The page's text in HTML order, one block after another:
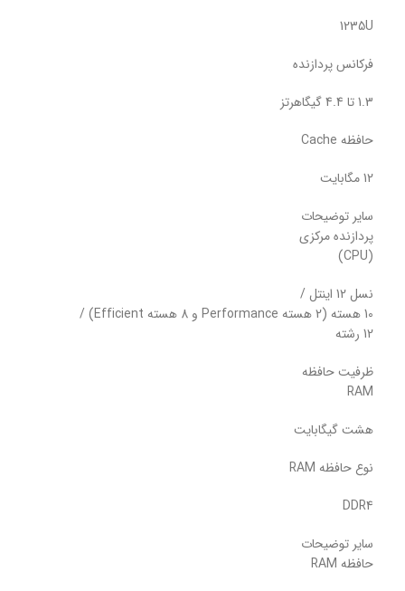
1235U
فرکانس پردازنده
1.3 تا 4.4 گیگاهرتز
حافظه Cache
12 مگابایت
سایر توضیحات
پردازنده مرکزی
(CPU)
نسل 12 اینتل /
10 هسته (2 هسته Performance و 8 هسته Efficient) /
12 رشته
ظرفیت حافظه
RAM
هشت گیگابایت
نوع حافظه RAM
DDR4
سایر توضیحات
حافظه RAM